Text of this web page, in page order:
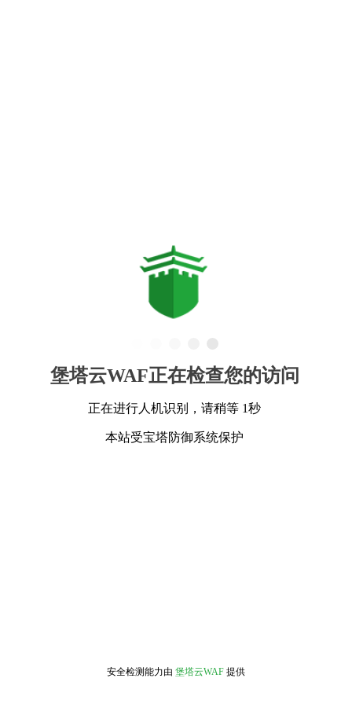
堡塔云WAF正在检查您的访问
正在进行人机识别，请稍等 1秒
本站受宝塔防御系统保护
安全检测能力由 堡塔云WAF 提供